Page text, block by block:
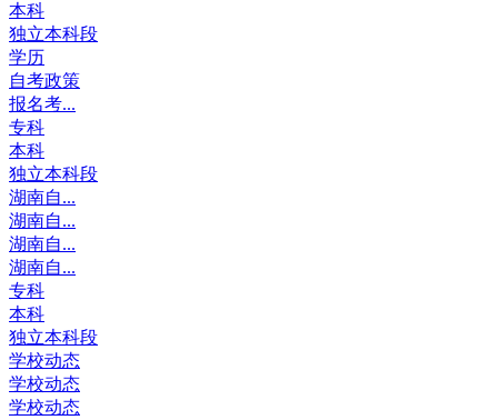
本科
独立本科段
学历
自考政策
报名考...
专科
本科
独立本科段
湖南自...
湖南自...
湖南自...
湖南自...
专科
本科
独立本科段
学校动态
学校动态
学校动态